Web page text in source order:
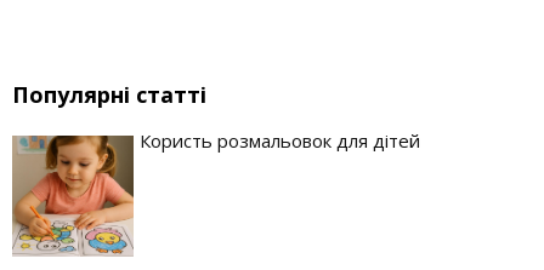
Популярні статті
Користь розмальовок для дітей